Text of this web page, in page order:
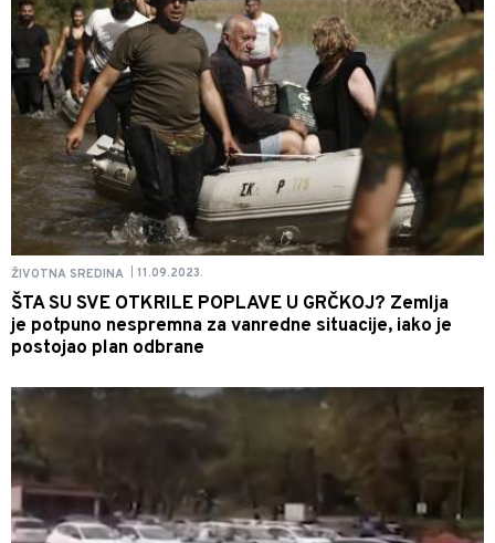
ŽIVOTNA SREDINA 11.09.2023.
ŠTA SU SVE OTKRILE POPLAVE U GRČKOJ? Zemlja
je potpuno nespremna za vanredne situacije, iako je
postojao plan odbrane